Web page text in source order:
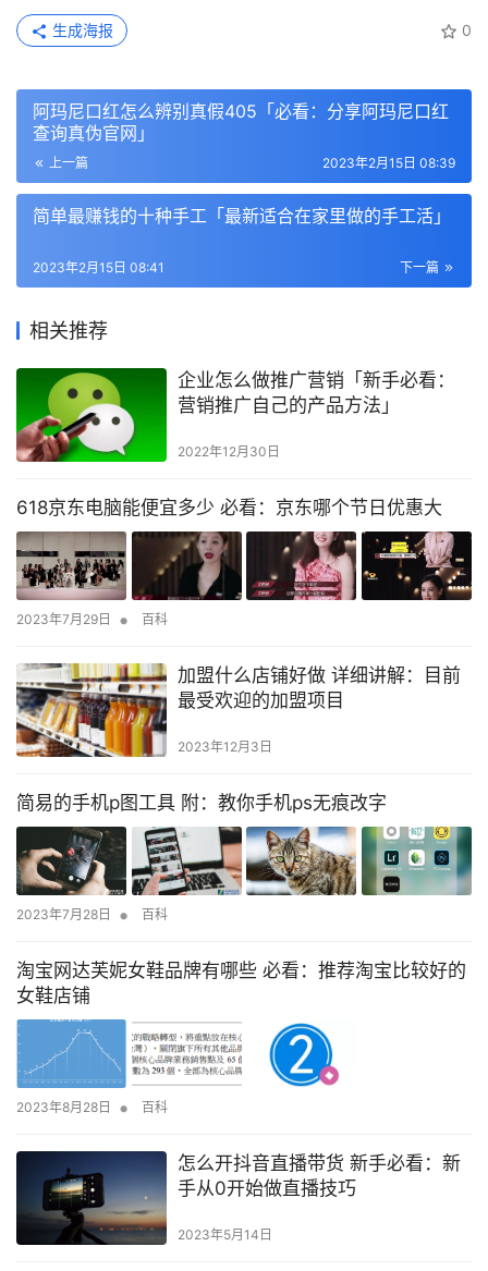
0
生成海报
阿玛尼口红怎么辨别真假405「必看：分享阿玛尼口红
查询真伪官网」
上一篇 2023年2月15日 08:39
简单最赚钱的十种手工「最新适合在家里做的手工活」
下一篇
2023年2月15日 08:41
相关推荐
企业怎么做推广营销「新手必看：
营销推广自己的产品方法」
2022年12月30日
618京东电脑能便宜多少 必看：京东哪个节日优惠大
2023年7月29日 • 百科
加盟什么店铺好做 详细讲解：目前
最受欢迎的加盟项目
2023年12月3日
简易的手机p图工具 附：教你手机ps无痕改字
2023年7月28日 • 百科
淘宝网达芙妮女鞋品牌有哪些 必看：推荐淘宝比较好的
女鞋店铺
2023年8月28日 • 百科
怎么开抖音直播带货 新手必看：新
手从0开始做直播技巧
2023年5月14日